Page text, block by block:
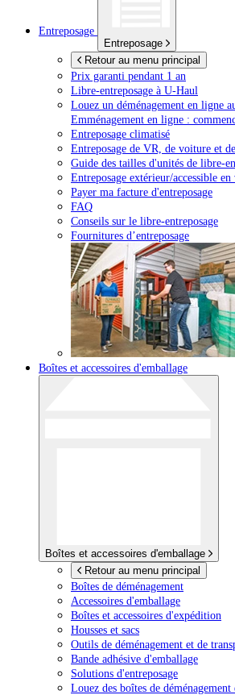
Entreposage
Entreposage
Retour au menu principal
Prix garanti pendant 1 an
Libre-entreposage à U-Haul
Louez un déménagement en ligne
Emménagement en ligne :
Entreposage climatisé
Entreposage de VR, de voiture et
Guide des tailles d'unités de libre-
Entreposage extérieur/accessible
Payer ma facture d'entreposage
FAQ
Conseils sur le libre-entreposage
Fournitures d’entreposage
Boîtes et accessoires d'emballage
Boîtes et accessoires d'emballage
Retour au menu principal
Boîtes de déménagement
Accessoires d'emballage
Boîtes et accessoires d'expédition
Housses et sacs
Outils de déménagement et de
Bande adhésive d'emballage
Solutions d'entreposage
Louez des boîtes de déménagement